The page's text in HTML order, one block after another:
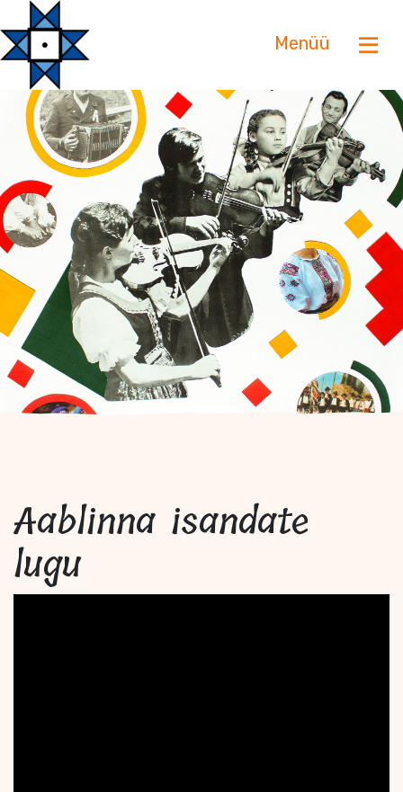
Menüü
Aablinna isandate
lugu